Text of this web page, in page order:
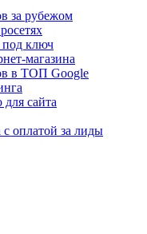
за рубежом
под ключ
магазина
в ТОП Google
сайта
оплатой за лиды